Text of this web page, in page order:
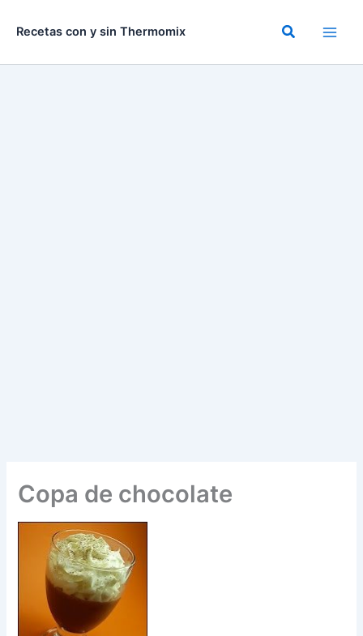
Recetas con y sin Thermomix Buscar
Copa de chocolate